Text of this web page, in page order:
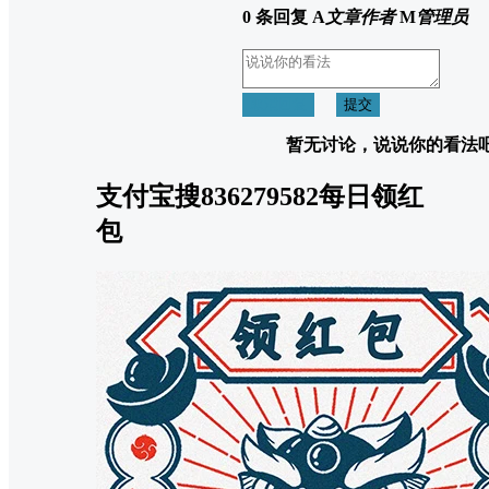
0 条回复 A文章作者 M管理员
提交
暂无讨论，说说你的看法
支付宝搜836279582每日领红
包